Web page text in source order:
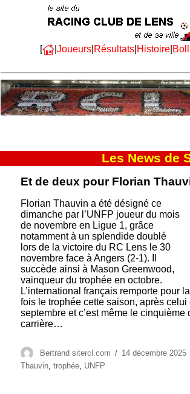
[ | Joueurs| Résultats| Histoire|
Les News de
Et de deux pour Florian
Florian Thauvin a été désigné ce
dimanche par l’UNFP joueur du mois
de novembre en Ligue 1, grâce
notamment à un splendide doublé
lors de la victoire du RC Lens le 30
novembre face à Angers (2-1). Il
succède ainsi à Mason Greenwood,
vainqueur du trophée en octobre.
L’international français remporte pour
fois le trophée cette saison, après celui
septembre et c’est même le cinquième
carrière…
Auteur
Bertrand sitercl.com
Publié
14 décembre 2025
Thauvin,trophée, UNFP